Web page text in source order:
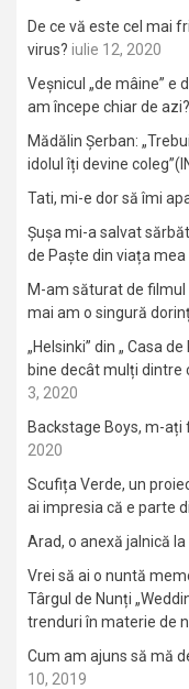
De ce vă este cel mai
virus? iulie 12, 2020
Veșnicul „de mâine” e
am începe chiar de azi?
Mădălin Șerban:
idolul îți devine
Tati, mi-e dor să îmi
Șușa mi-a salvat
de Paște din viața mea
M-am săturat de
mai am o singură
„Helsinki” din „ Casa
bine decât mulți dintre
3, 2020
Backstage Boys, m-ați
2020
Scufița Verde, un
ai impresia că e parte
Arad, o anexă jalnică
Vrei să ai o nuntă
Târgul de Nunți
trenduri în materie de
Cum am ajuns să mă
10, 2019